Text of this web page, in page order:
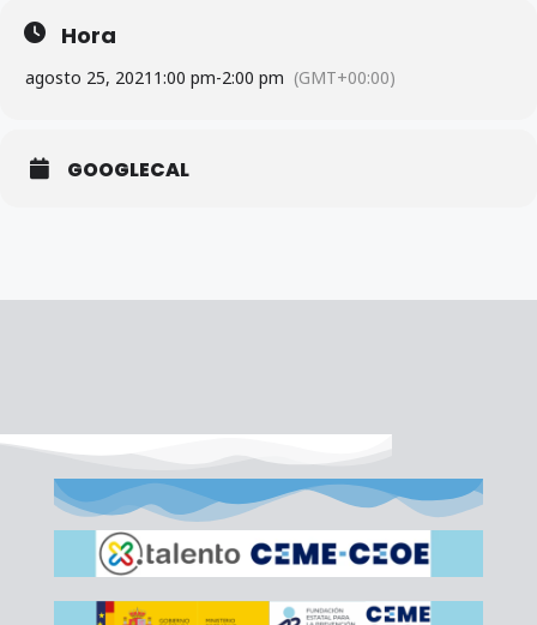
Hora
agosto 25, 2021 1:00 pm-2:00 pm (GMT+00:00)
GOOGLECAL